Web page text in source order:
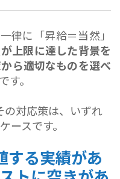
律に「昇給＝当然」
上限に達した背景を
ら適切なものを選べ
す。
の対応策は、いずれ
ースです。
する実績があ